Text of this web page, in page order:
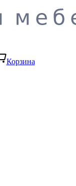
Корзина